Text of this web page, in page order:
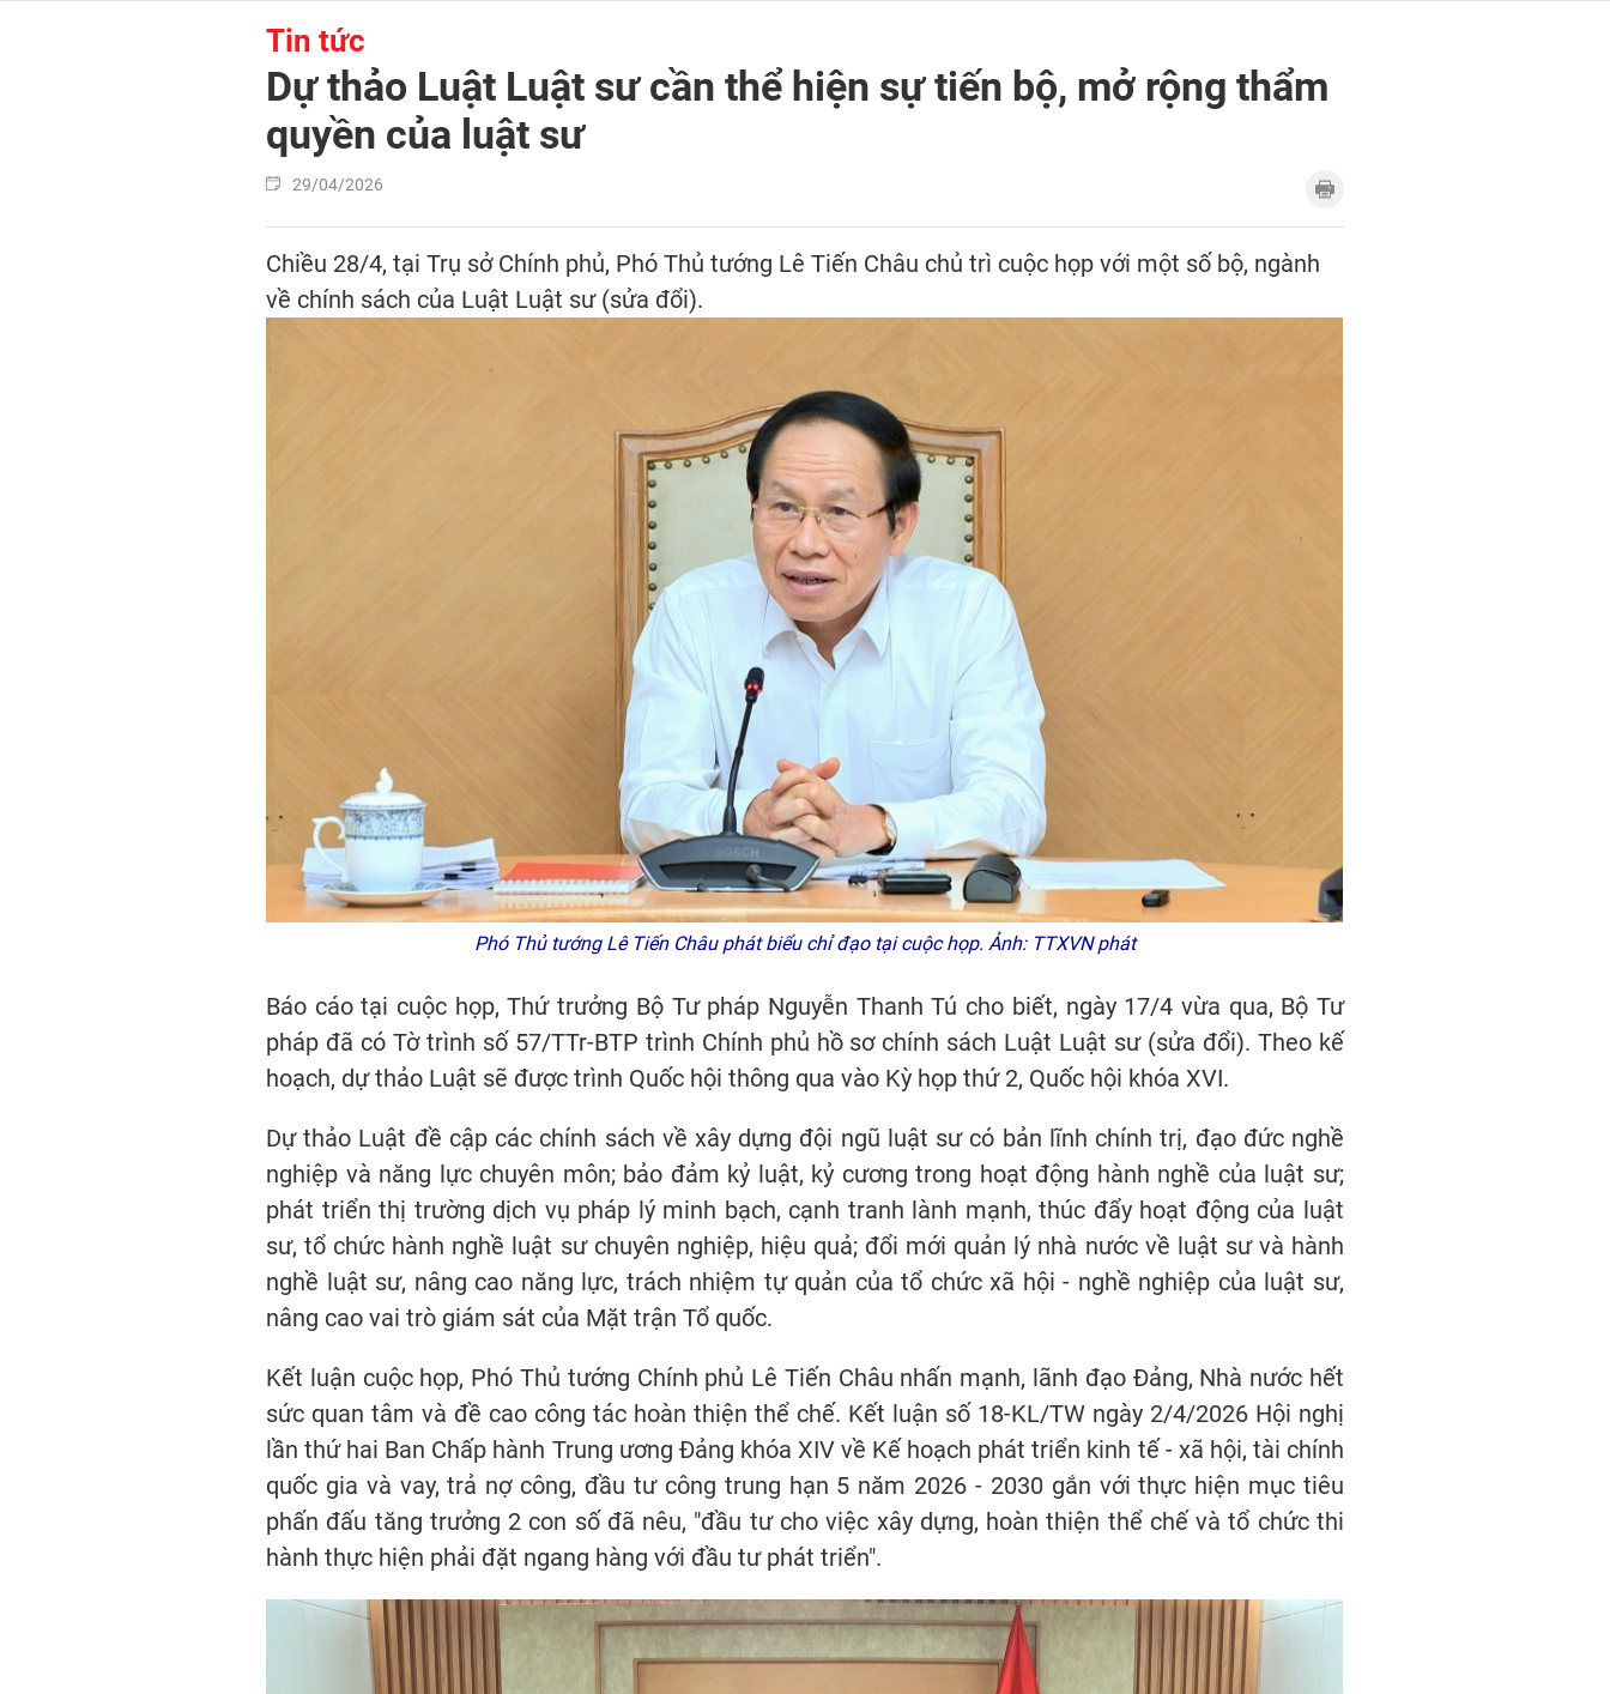
Tin tức
Dự thảo Luật Luật sư cần thể hiện sự tiến bộ, mở rộng thẩm
quyền của luật sư
29/04/2026
Chiều 28/4, tại Trụ sở Chính phủ, Phó Thủ tướng Lê Tiến Châu chủ trì cuộc họp với một số bộ, ngành
về chính sách của Luật Luật sư (sửa đổi).
Phó Thủ tướng Lê Tiến Châu phát biểu chỉ đạo tại cuộc họp. Ảnh: TTXVN phát
Báo cáo tại cuộc họp, Thứ trưởng Bộ Tư pháp Nguyễn Thanh Tú cho biết, ngày 17/4 vừa qua, Bộ Tư
pháp đã có Tờ trình số 57/TTr-BTP trình Chính phủ hồ sơ chính sách Luật Luật sư (sửa đổi). Theo kế
hoạch, dự thảo Luật sẽ được trình Quốc hội thông qua vào Kỳ họp thứ 2, Quốc hội khóa XVI.
Dự thảo Luật đề cập các chính sách về xây dựng đội ngũ luật sư có bản lĩnh chính trị, đạo đức nghề
nghiệp và năng lực chuyên môn; bảo đảm kỷ luật, kỷ cương trong hoạt động hành nghề của luật sư;
phát triển thị trường dịch vụ pháp lý minh bạch, cạnh tranh lành mạnh, thúc đẩy hoạt động của luật
sư, tổ chức hành nghề luật sư chuyên nghiệp, hiệu quả; đổi mới quản lý nhà nước về luật sư và hành
nghề luật sư, nâng cao năng lực, trách nhiệm tự quản của tổ chức xã hội - nghề nghiệp của luật sư,
nâng cao vai trò giám sát của Mặt trận Tổ quốc.
Kết luận cuộc họp, Phó Thủ tướng Chính phủ Lê Tiến Châu nhấn mạnh, lãnh đạo Đảng, Nhà nước hết
sức quan tâm và đề cao công tác hoàn thiện thể chế. Kết luận số 18-KL/TW ngày 2/4/2026 Hội nghị
lần thứ hai Ban Chấp hành Trung ương Đảng khóa XIV về Kế hoạch phát triển kinh tế - xã hội, tài chính
quốc gia và vay, trả nợ công, đầu tư công trung hạn 5 năm 2026 - 2030 gắn với thực hiện mục tiêu
phấn đấu tăng trưởng 2 con số đã nêu, "đầu tư cho việc xây dựng, hoàn thiện thể chế và tổ chức thi
hành thực hiện phải đặt ngang hàng với đầu tư phát triển".